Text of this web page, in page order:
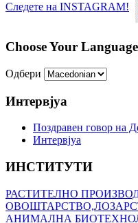
Следете на INSTAGRAM!
Choose Your
Одбери
Интервјуа
Поздравен говор на
Интервјуа
ИНСТИТУТИ
РАСТИТЕЛНО
АНИМАЛНА